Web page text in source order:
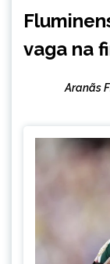
NOTÍCIAS
vaga na
Aranãs